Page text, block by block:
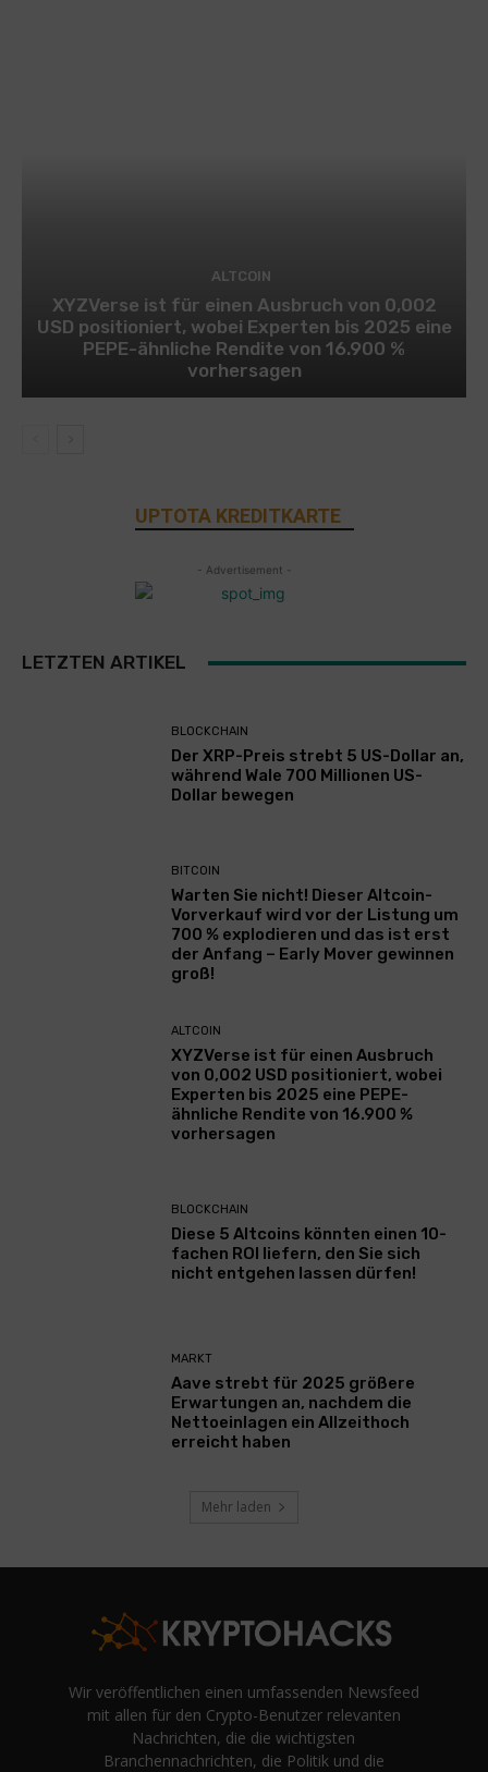
ALTCOIN
XYZVerse ist für einen Ausbruch von 0,002
USD positioniert, wobei Experten bis 2025 eine
PEPE-ähnliche Rendite von 16.900 %
vorhersagen
UPTOTA KREDITKARTE
- Advertisement -
LETZTEN ARTIKEL
BLOCKCHAIN
Der XRP-Preis strebt 5 US-Dollar an,
während Wale 700 Millionen US-
Dollar bewegen
BITCOIN
Warten Sie nicht! Dieser Altcoin-
Vorverkauf wird vor der Listung um
700 % explodieren und das ist erst
der Anfang – Early Mover gewinnen
groß!
ALTCOIN
XYZVerse ist für einen Ausbruch
von 0,002 USD positioniert, wobei
Experten bis 2025 eine PEPE-
ähnliche Rendite von 16.900 %
vorhersagen
BLOCKCHAIN
Diese 5 Altcoins könnten einen 10-
fachen ROI liefern, den Sie sich
nicht entgehen lassen dürfen!
MARKT
Aave strebt für 2025 größere
Erwartungen an, nachdem die
Nettoeinlagen ein Allzeithoch
erreicht haben
Mehr laden
Wir veröffentlichen einen umfassenden Newsfeed
mit allen für den Crypto-Benutzer relevanten
Nachrichten, die die wichtigsten
Branchennachrichten, die Politik und die